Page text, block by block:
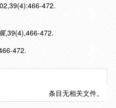
472.
,39(4),466-472.
472.
条目无相关文件。